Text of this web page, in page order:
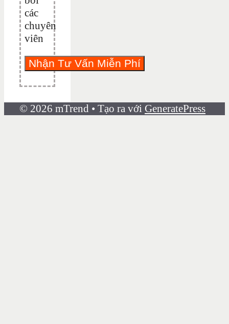
các
chuyên
viên
© 2026 mTrend • Tạo ra với GeneratePress